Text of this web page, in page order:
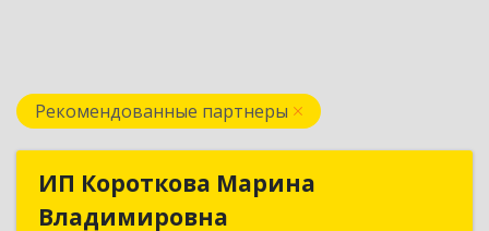
Рекомендованные партнеры
ИП Короткова Марина
Владимировна
ИП Короткова Марина